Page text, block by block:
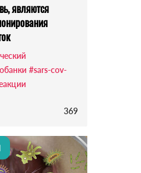
являются
#sars-cov-
369